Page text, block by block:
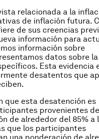
relacionada a la
de inflación futura.
de sus creencias
información para
información sobre
datos sobre la
Esta evidencia
desatentos que
que esta desatención es
provenientes
de alrededor del 85% a
que los participantes